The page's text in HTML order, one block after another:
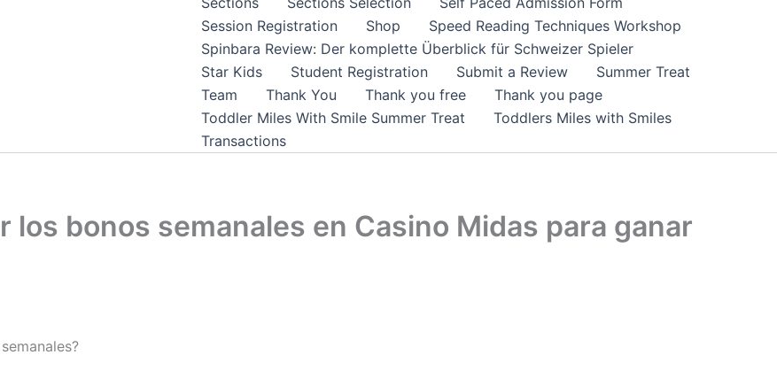
Session Registration
Shop
Speed Reading Techniques Workshop
Spinbara Review: Der komplette Überblick für Schweizer Spieler
Star Kids
Student Registration Submit a Review
Summer Treat
Team
Thank You Thank you free
Thank you page
Toddler Miles With Smile Summer Treat
Toddlers Miles with Smiles
Transactions
los bonos semanales en Casino Midas para ganar